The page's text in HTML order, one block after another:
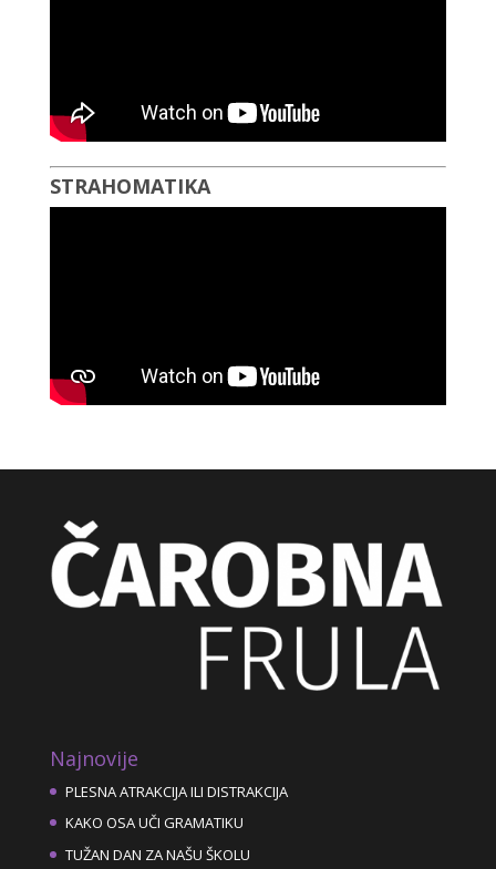
STRAHOMATIKA
Najnovije
PLESNA ATRAKCIJA ILI DISTRAKCIJA
KAKO OSA UČI GRAMATIKU
TUŽAN DAN ZA NAŠU ŠKOLU